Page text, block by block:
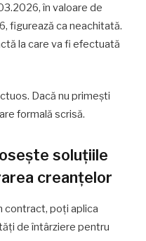
în valoare de
figurează ca neachitată.
la care va fi efectuată
Dacă nu primești
formală scrisă.
soluțiile
creanțelor
contract, poți aplica
de întârziere pentru